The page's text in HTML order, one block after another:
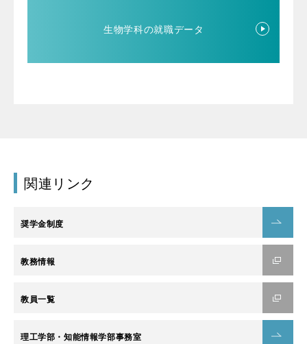
生物学科の就職データ
関連リンク
奨学金制度
教務情報
教員一覧
理工学部・知能情報学部事務室